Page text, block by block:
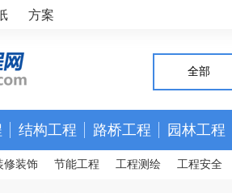
方案
全部
结构工程 路桥工程 园林工程
修装饰 节能工程 工程测绘 工程安全